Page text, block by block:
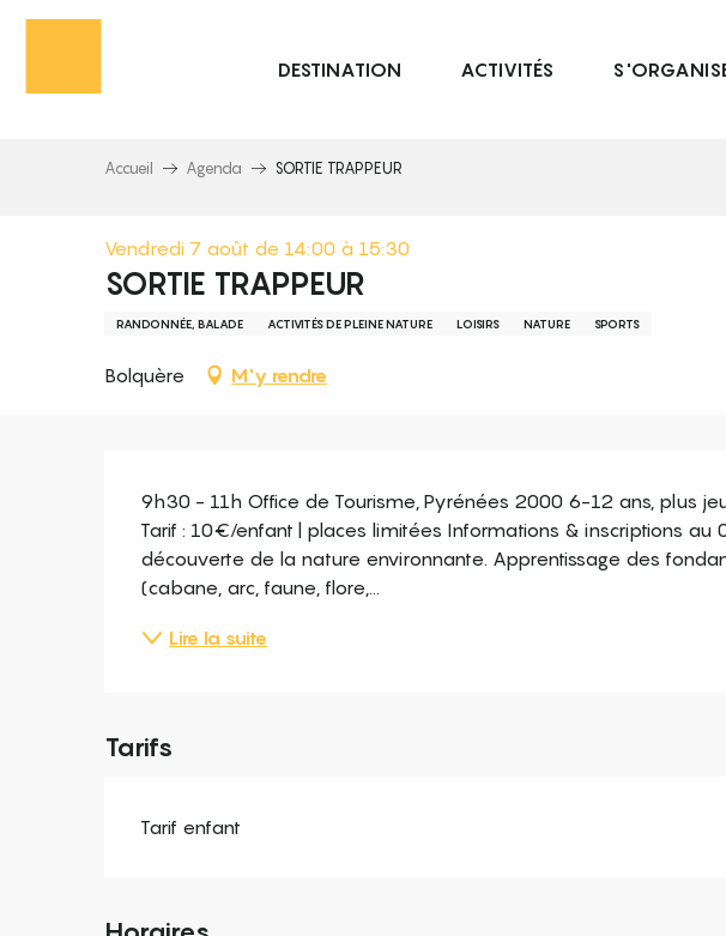
Aller
principal
DESTINATION ACTIVITÉS
Accueil Agenda SORTIE TRAPPEUR
Vendredi 7 août de 14:00 à 15:30
SORTIE TRAPPEUR
RANDONNÉE, BALADE ACTIVITÉS DE PLEINE NATURE LOISIRS NATURE SPORTS
Bolquère M'y rendre
Description
9h30 - 11h Office de Tourisme, Pyrénées 2000 6-12 ans, plus
Tarif : 10€/enfant | places limitées Informations & inscriptions au
découverte de la nature environnante. Apprentissage des
(cabane, arc, faune, flore,...
Lire la suite
Tarifs
Tarif enfant